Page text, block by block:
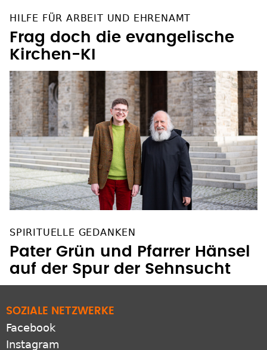
HILFE FÜR ARBEIT UND EHRENAMT
Frag doch die evangelische
Kirchen-KI
SPIRITUELLE GEDANKEN
Pater Grün und Pfarrer Hänsel
auf der Spur der Sehnsucht
SOZIALE NETZWERKE
Facebook
Instagram